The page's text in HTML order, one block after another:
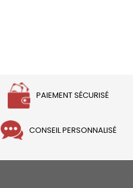
PAIEMENT SÉCURISÉ
CONSEIL PERSONNALISÉ